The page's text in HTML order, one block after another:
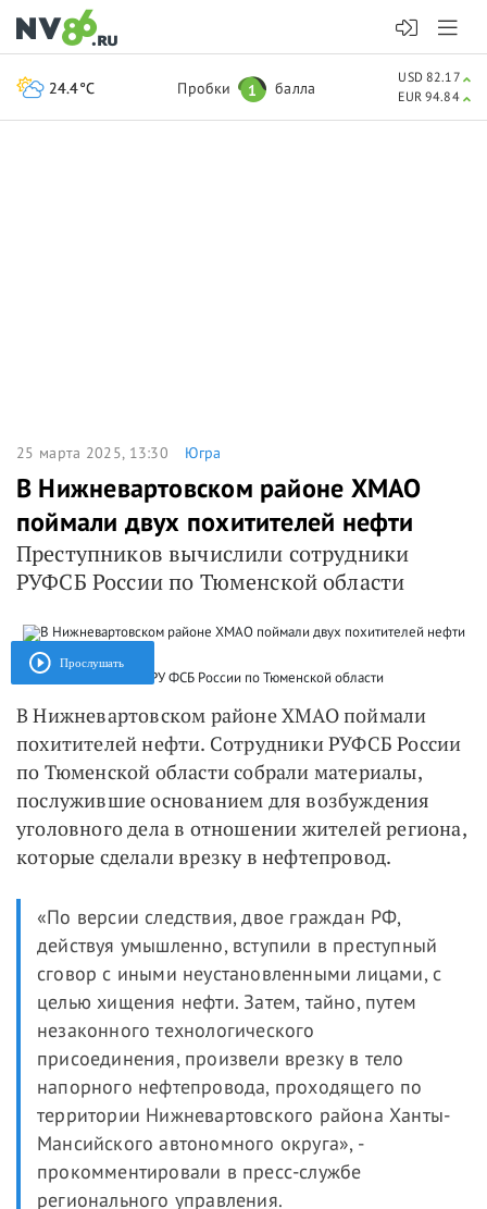
25 марта 2025, 13:30 Югра
В Нижневартовском районе ХМАО
поймали двух похитителей нефти
Преступников вычислили сотрудники
РУФСБ России по Тюменской области
Прослушать
ФОТО - РУ ФСБ России по Тюменской области
В Нижневартовском районе ХМАО поймали
похитителей нефти. Сотрудники РУФСБ России
по Тюменской области собрали материалы,
послужившие основанием для возбуждения
уголовного дела в отношении жителей региона,
которые сделали врезку в нефтепровод.
«По версии следствия, двое граждан РФ,
действуя умышленно, вступили в преступный
сговор с иными неустановленными лицами, с
целью хищения нефти. Затем, тайно, путем
незаконного технологического
присоединения, произвели врезку в тело
напорного нефтепровода, проходящего по
территории Нижневартовского района Ханты-
Мансийского автономного округа», -
прокомментировали в пресс-службе
регионального управления.
24.4°C Пробки 1 балла
USD 82.17
EUR 94.84